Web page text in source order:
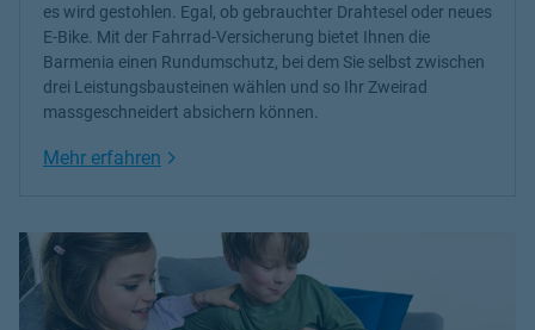
es wird gestohlen. Egal, ob gebrauchter Drahtesel oder neues
E-Bike. Mit der Fahrrad-Versicherung bietet Ihnen die
Barmenia einen Rundumschutz, bei dem Sie selbst zwischen
drei Leistungsbausteinen wählen und so Ihr Zweirad
massgeschneidert absichern können.
Mehr erfahren Link Opens in New Tab